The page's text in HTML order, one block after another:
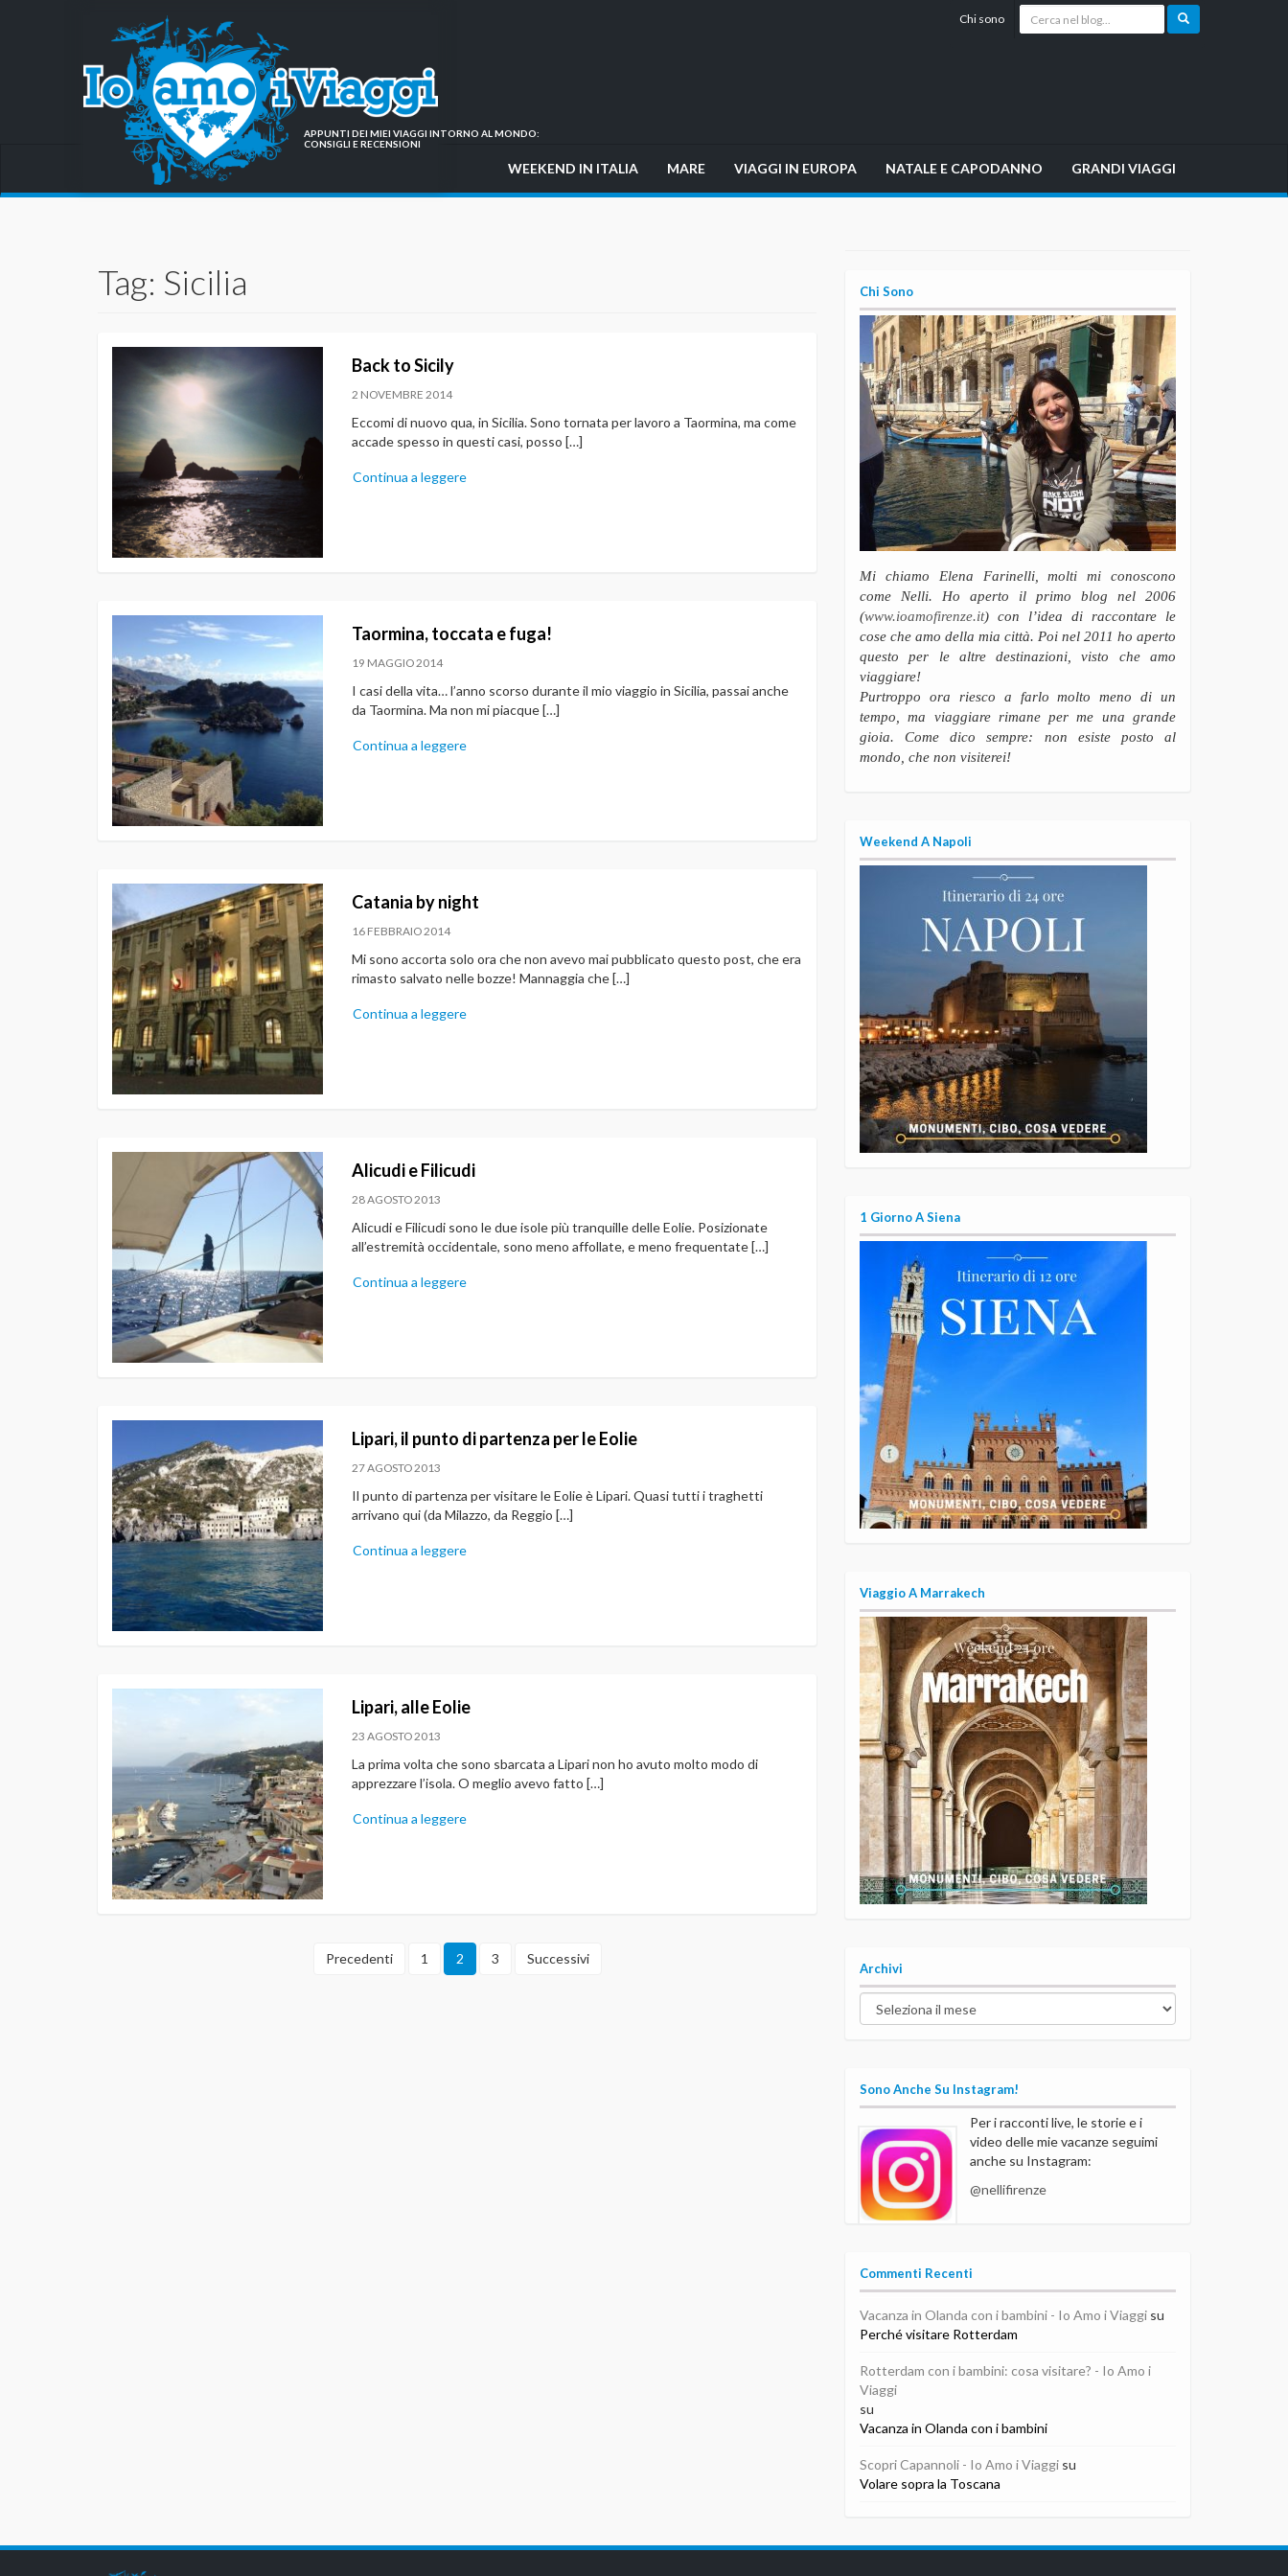
Chi sono
APPUNTI DEI MIEI VIAGGI INTORNO AL MONDO:
CONSIGLI E RECENSIONI
WEEKEND IN ITALIA MARE VIAGGI IN EUROPA NATALE E CAPODANNO GRANDI VIAGGI
Tag: Sicilia
Back to Sicily
2 NOVEMBRE 2014
Eccomi di nuovo qua, in Sicilia. Sono tornata per lavoro a Taormina, ma come
accade spesso in questi casi, posso […]
Continua a leggere
Taormina, toccata e fuga!
19 MAGGIO 2014
I casi della vita… l’anno scorso durante il mio viaggio in Sicilia, passai anche
da Taormina. Ma non mi piacque […]
Continua a leggere
Catania by night
16 FEBBRAIO 2014
Mi sono accorta solo ora che non avevo mai pubblicato questo post, che era
rimasto salvato nelle bozze! Mannaggia che […]
Continua a leggere
Alicudi e Filicudi
28 AGOSTO 2013
Alicudi e Filicudi sono le due isole più tranquille delle Eolie. Posizionate
all’estremità occidentale, sono meno affollate, e meno frequentate […]
Continua a leggere
Lipari, il punto di partenza per le Eolie
27 AGOSTO 2013
Il punto di partenza per visitare le Eolie è Lipari. Quasi tutti i traghetti
arrivano qui (da Milazzo, da Reggio […]
Continua a leggere
Lipari, alle Eolie
23 AGOSTO 2013
La prima volta che sono sbarcata a Lipari non ho avuto molto modo di
apprezzare l’isola. O meglio avevo fatto […]
Continua a leggere
Precedenti 1 2 3 Successivi
Chi Sono
Mi chiamo Elena Farinelli, molti mi conoscono
come Nelli. Ho aperto il primo blog nel 2006
(www.ioamofirenze.it) con l’idea di raccontare le
cose che amo della mia città. Poi nel 2011 ho aperto
questo per le altre destinazioni, visto che amo
viaggiare!
Purtroppo ora riesco a farlo molto meno di un
tempo, ma viaggiare rimane per me una grande
gioia. Come dico sempre: non esiste posto al
mondo, che non visiterei!
Weekend A Napoli
1 Giorno A Siena
Viaggio A Marrakech
Archivi
Archivi
Sono Anche Su Instagram!
Per i racconti live, le storie e i
video delle mie vacanze seguimi
anche su Instagram:
@nellifirenze
Commenti Recenti
Vacanza in Olanda con i bambini - Io Amo i Viaggi su
Perché visitare Rotterdam
Rotterdam con i bambini: cosa visitare? - Io Amo i
Viaggi
su
Vacanza in Olanda con i bambini
Scopri Capannoli - Io Amo i Viaggi su
Volare sopra la Toscana